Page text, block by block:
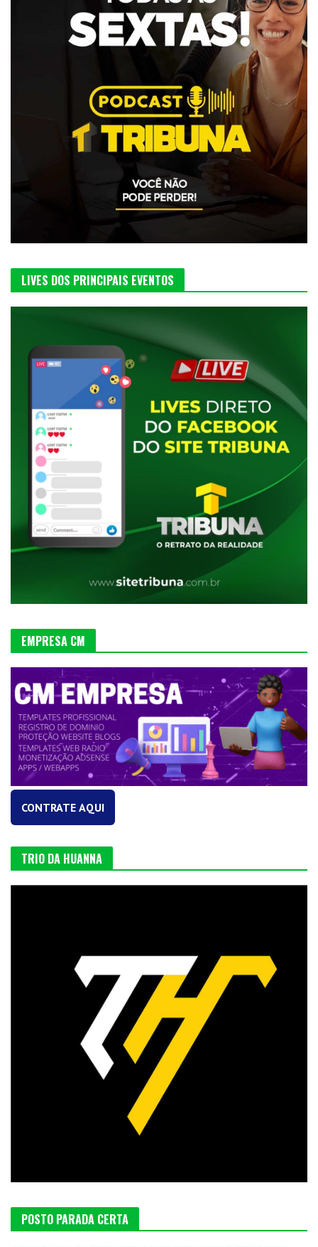
LIVES DOS PRINCIPAIS EVENTOS
EMPRESA CM
CONTRATE AQUI
TRIO DA HUANNA
POSTO PARADA CERTA